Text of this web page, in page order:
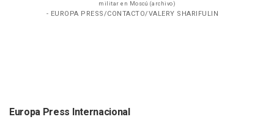
militar en Moscú (archivo)
- EUROPA PRESS/CONTACTO/VALERY SHARIFULIN
Europa Press Internacional